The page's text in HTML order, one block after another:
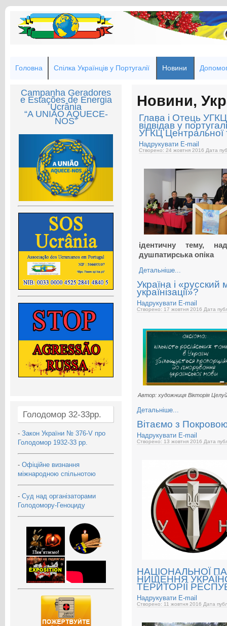
Головна Спілка Українців у Португалії Новини
Campanha Geradores
e Estações de Energia
Ucrânia
“A UNIÃO AQUECE-
NOS”
Голодомор 32-33рр.
- Закон України № 376-V про
Голодомор 1932-33 рр.
- Офіційне визнання
міжнародною спільнотою
- Суд над організаторами
Голодомору-Геноциду
Новини,
Глава і Отець
відвідав у
УГКЦ Центральної
Надрукувати E-mail
Створено: 24 жовтня 2016 Дата
ідентичну тему,
душпатирська опіка
Детальніше...
Україна і «русский
українізації»?
Надрукувати E-mail
Створено: 17 жовтня 2016 Дата
Автор: художниця Вікторія
Детальніше...
Вітаємо з
Надрукувати E-mail
Створено: 13 жовтня 2016 Дата
НАЦІОНАЛЬНОЇ
НИЩЕННЯ
ТЕРИТОРІЇ
Надрукувати E-mail
Створено: 11 жовтня 2016 Дата